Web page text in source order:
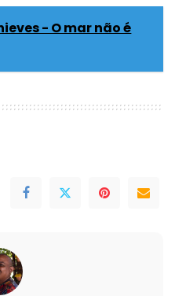
- O mar não é